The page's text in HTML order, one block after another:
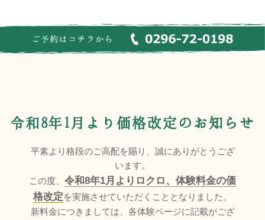
令和8年1月より価格改定のお知らせ
平素より格段のご高配を賜り、誠にありがとうござ
います。
この度、 令和8年1月よりロクロ、体験料金の価
格改定を実施させていただくこととなりました。
新料金につきましては、各体験ページに記載がござ